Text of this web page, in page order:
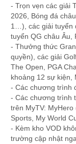
- Trọn vẹn các giải
2026, Bóng đá
1…), các giải tuyển
tuyển QG châu Âu,
- Thưởng thức
quyền), các giải
The Open, PGA
khoảng 12 sự kiện,
- Các chương trình
- Các chương trình
trên MyTV:
Sports, My World
- Kèm kho VOD
trường cập nhật